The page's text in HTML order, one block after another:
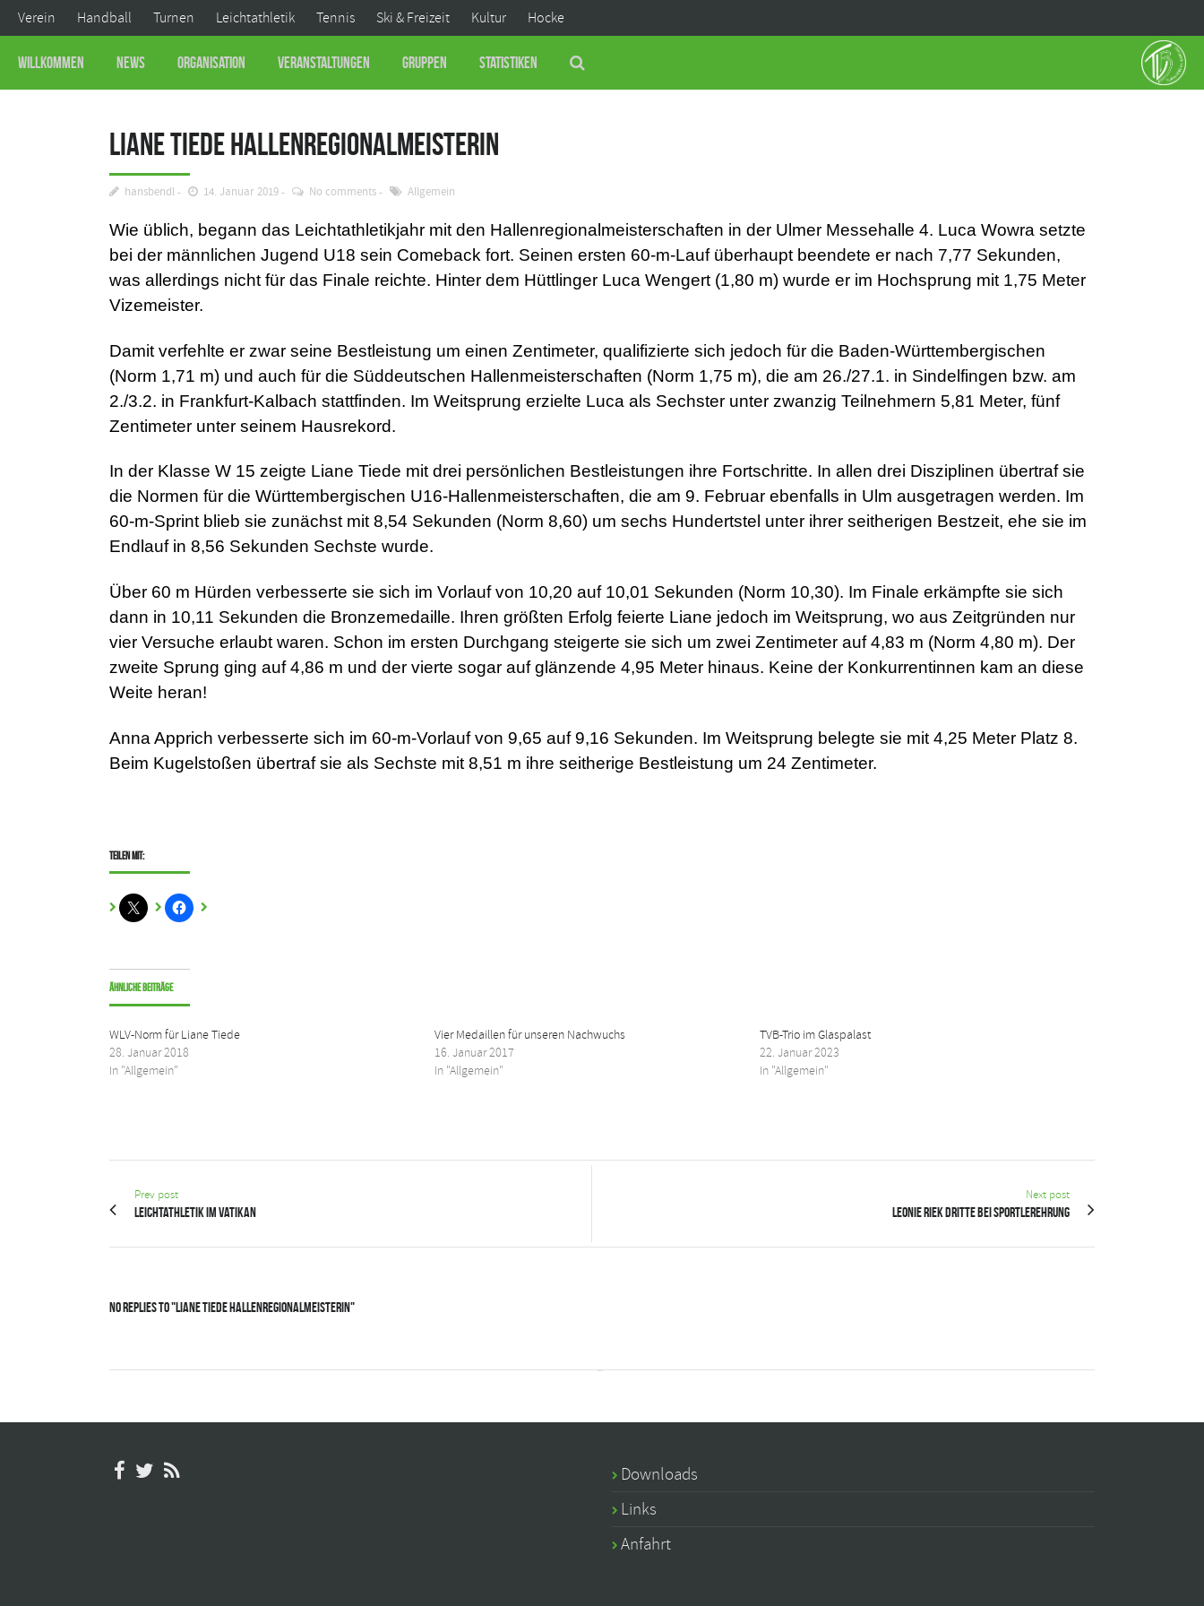
Verein Handball Turnen Leichtathletik Tennis Ski & Freizeit Kultur Hocke
Willkommen News Organisation Veranstaltungen Gruppen Statistiken
Liane Tiede Hallenregionalmeisterin
hansbendl 14. Januar 2019 No comments Allgemein
Wie üblich, begann das Leichtathletikjahr mit den Hallenregionalmeisterschaften in der Ulmer Messehalle 4. Luca Wowra setzte
bei der männlichen Jugend U18 sein Comeback fort. Seinen ersten 60-m-Lauf überhaupt beendete er nach 7,77 Sekunden,
was allerdings nicht für das Finale reichte. Hinter dem Hüttlinger Luca Wengert (1,80 m) wurde er im Hochsprung mit 1,75 Meter
Vizemeister.
Damit verfehlte er zwar seine Bestleistung um einen Zentimeter, qualifizierte sich jedoch für die Baden-Württembergischen
(Norm 1,71 m) und auch für die Süddeutschen Hallenmeisterschaften (Norm 1,75 m), die am 26./27.1. in Sindelfingen bzw. am
2./3.2. in Frankfurt-Kalbach stattfinden. Im Weitsprung erzielte Luca als Sechster unter zwanzig Teilnehmern 5,81 Meter, fünf
Zentimeter unter seinem Hausrekord.
In der Klasse W 15 zeigte Liane Tiede mit drei persönlichen Bestleistungen ihre Fortschritte. In allen drei Disziplinen übertraf sie
die Normen für die Württembergischen U16-Hallenmeisterschaften, die am 9. Februar ebenfalls in Ulm ausgetragen werden. Im
60-m-Sprint blieb sie zunächst mit 8,54 Sekunden (Norm 8,60) um sechs Hundertstel unter ihrer seitherigen Bestzeit, ehe sie im
Endlauf in 8,56 Sekunden Sechste wurde.
Über 60 m Hürden verbesserte sie sich im Vorlauf von 10,20 auf 10,01 Sekunden (Norm 10,30). Im Finale erkämpfte sie sich
dann in 10,11 Sekunden die Bronzemedaille. Ihren größten Erfolg feierte Liane jedoch im Weitsprung, wo aus Zeitgründen nur
vier Versuche erlaubt waren. Schon im ersten Durchgang steigerte sie sich um zwei Zentimeter auf 4,83 m (Norm 4,80 m). Der
zweite Sprung ging auf 4,86 m und der vierte sogar auf glänzende 4,95 Meter hinaus. Keine der Konkurrentinnen kam an diese
Weite heran!
Anna Apprich verbesserte sich im 60-m-Vorlauf von 9,65 auf 9,16 Sekunden. Im Weitsprung belegte sie mit 4,25 Meter Platz 8.
Beim Kugelstoßen übertraf sie als Sechste mit 8,51 m ihre seitherige Bestleistung um 24 Zentimeter.
Teilen mit:
Ähnliche Beiträge
WLV-Norm für Liane Tiede
28. Januar 2018
In "Allgemein"
Vier Medaillen für unseren Nachwuchs
16. Januar 2017
In "Allgemein"
TVB-Trio im Glaspalast
22. Januar 2023
In "Allgemein"
Prev post
Leichtathletik im Vatikan
Next post
Leonie Riek Dritte bei Sportlerehrung
No Replies to "Liane Tiede Hallenregionalmeisterin"
Downloads
Links
Anfahrt